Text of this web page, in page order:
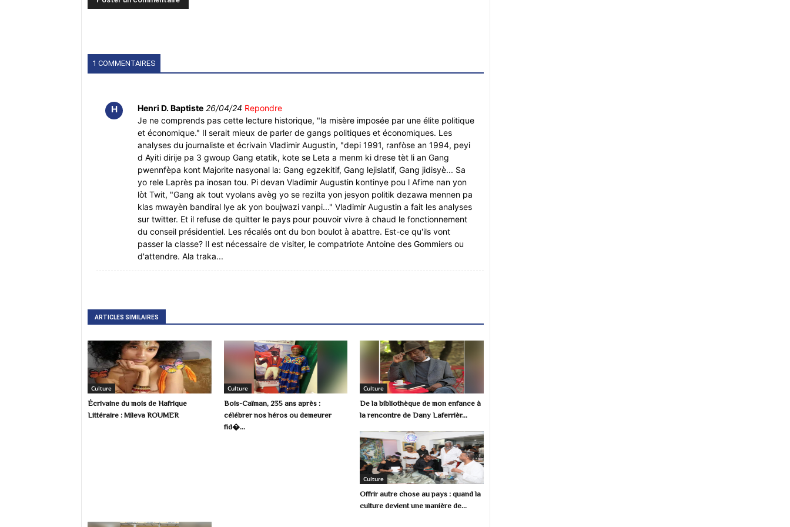
1 COMMENTAIRES
H Henri D. Baptiste 26/04/24 Repondre
Je ne comprends pas cette lecture historique, "la misère imposée par une élite politique
et économique." Il serait mieux de parler de gangs politiques et économiques. Les
analyses du journaliste et écrivain Vladimir Augustin, "depi 1991, ranfòse an 1994, peyi
d Ayiti dirije pa 3 gwoup Gang etatik, kote se Leta a menm ki drese tèt li an Gang
pwennfèpa kont Majorite nasyonal la: Gang egzekitif, Gang lejislatif, Gang jidisyè... Sa
yo rele Laprès pa inosan tou. Pi devan Vladimir Augustin kontinye pou l Afime nan yon
lòt Twit, "Gang ak tout vyolans avèg yo se rezilta yon jesyon politik dezawa mennen pa
klas mwayèn bandiral lye ak yon boujwazi vanpi..." Vladimir Augustin a fait les analyses
sur twitter. Et il refuse de quitter le pays pour pouvoir vivre à chaud le fonctionnement
du conseil présidentiel. Les récalés ont du bon boulot à abattre. Est-ce qu'ils vont
passer la classe? Il est nécessaire de visiter, le compatriote Antoine des Gommiers ou
d'attendre. Ala traka...
ARTICLES SIMILAIRES
Culture
Écrivaine du mois de Hafrique
Littéraire : Mileva ROUMER
Culture
Bois-Caïman, 235 ans après :
célébrer nos héros ou demeurer
fid�...
Culture
De la bibliothèque de mon enfance à
la rencontre de Dany Laferrièr...
Culture
Offrir autre chose au pays : quand la
culture devient une manière de...